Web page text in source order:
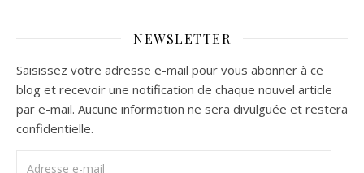
NEWSLETTER
Saisissez votre adresse e-mail pour vous abonner à ce
blog et recevoir une notification de chaque nouvel article
par e-mail. Aucune information ne sera divulguée et restera
confidentielle.